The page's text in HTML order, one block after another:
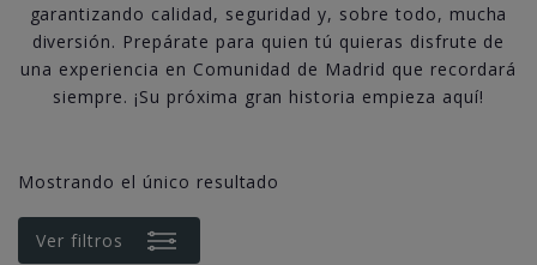
garantizando calidad, seguridad y, sobre todo, mucha
diversión. Prepárate para quien tú quieras disfrute de
una experiencia en Comunidad de Madrid que recordará
siempre. ¡Su próxima gran historia empieza aquí!
Mostrando el único resultado
Ver filtros